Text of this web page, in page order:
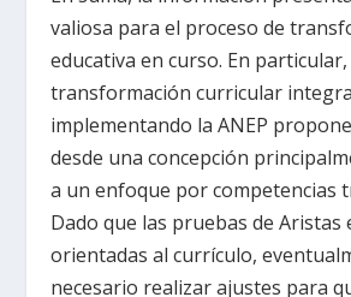
valiosa para el proceso de
educativa en curso. En particular,
transformación curricular
implementando la ANEP
desde una concepción
a un enfoque por competencias
Dado que las pruebas de Aristas
orientadas al currículo,
necesario realizar ajustes para